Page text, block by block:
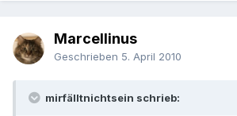
Marcellinus
Geschrieben 5. April 2010
mirfälltnichtsein schrieb: